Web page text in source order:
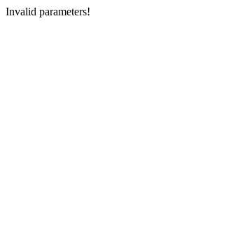
Invalid parameters!